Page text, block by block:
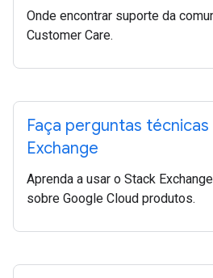
Onde encontrar suporte da
Customer Care.
Faça perguntas técnicas
Exchange
Aprenda a usar o Stack
sobre Google Cloud produtos.